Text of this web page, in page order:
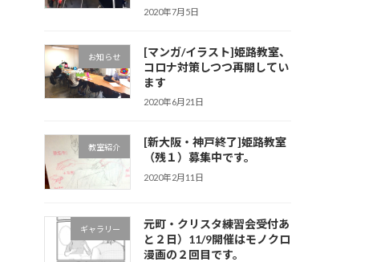
2020年7月5日
お知らせ
[マンガ/イラスト]姫路教室、
コロナ対策しつつ再開してい
ます
2020年6月21日
教室紹介
[新大阪・神戸終了]姫路教室
（残１）募集中です。
2020年2月11日
ギャラリー
元町・クリスタ練習会受付あ
と２日）11/9開催はモノクロ
漫画の２回目です。